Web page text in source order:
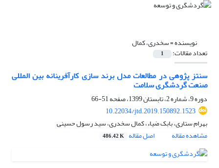
نویسنده =سخدری، کمال
تعداد مقالات: 1
سنتز پژوهی در مطالعات مدل برند سازی کارآفرینانه بین المللی
صنعت گردشگری سلامت
دوره 9، شماره 2، تابستان 1399، صفحه
51-66
10.22034/jtd.2019.150892.1523
بهرام ستاری، بابک ضیاء، کمال سخدری، سید رسول حسینی
مشاهده مقاله
اصل مقاله 486.42 K